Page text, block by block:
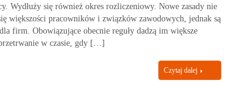
Wydłuży się również okres rozliczeniowy. Nowe zasady nie
większości pracowników i związków zawodowych, jednak są
firm. Obowiązujące obecnie reguły dadzą im większe
w czasie, gdy […]
Czytaj dalej